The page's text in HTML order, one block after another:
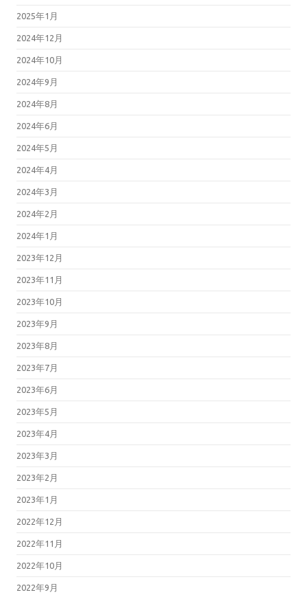
2025年1月
2024年12月
2024年10月
2024年9月
2024年8月
2024年6月
2024年5月
2024年4月
2024年3月
2024年2月
2024年1月
2023年12月
2023年11月
2023年10月
2023年9月
2023年8月
2023年7月
2023年6月
2023年5月
2023年4月
2023年3月
2023年2月
2023年1月
2022年12月
2022年11月
2022年10月
2022年9月